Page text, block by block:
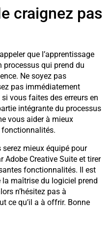
craignez pas
que l’apprentissage
processus qui prend du
Ne soyez pas
pas immédiatement
vous faites des erreurs en
intégrante du processus
vous aider à mieux
fonctionnalités.
mieux équipé pour
Adobe Creative Suite et tirer
fonctionnalités. Il est
maîtrise du logiciel prend
n’hésitez pas à
ce qu’il a à offrir. Bonne